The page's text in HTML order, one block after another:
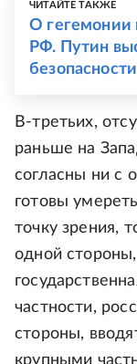
ЧИТАЙТЕ ТАКЖЕ
О гегемонии
РФ. Путин
безопасности
В-третьих,
раньше на
согласны ни с
готовы
точку зрения,
одной
частности,
стороны,
крупными